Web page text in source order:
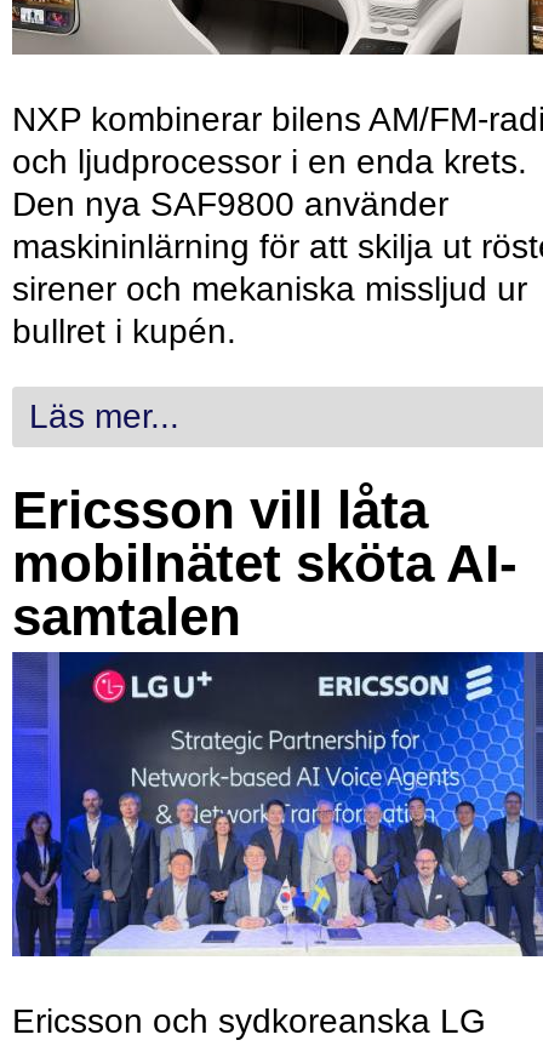
NXP kombinerar bilens AM/FM-
och ljudprocessor i en enda krets.
Den nya SAF9800 använder
maskininlärning för att skilja ut
sirener och mekaniska missljud ur
bullret i kupén.
Läs mer...
Ericsson vill låta
mobilnätet sköta AI-
samtalen
Ericsson och sydkoreanska LG